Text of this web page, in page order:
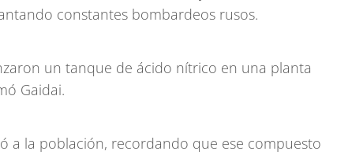
constantes bombardeos rusos.
un tanque de ácido nítrico en una planta
Gaidai.
a la población, recordando que ese compuesto